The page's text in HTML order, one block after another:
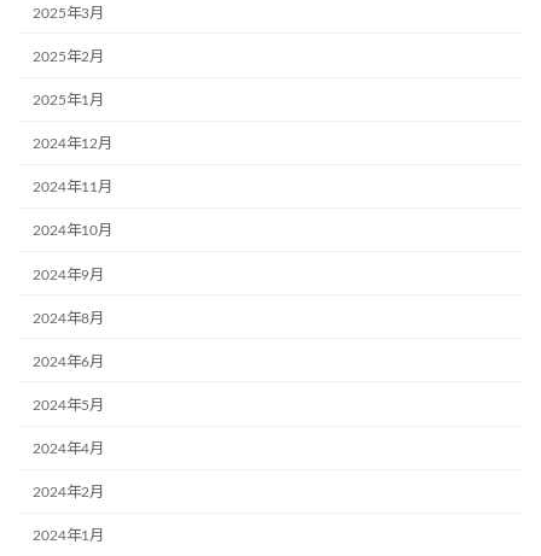
2025年3月
2025年2月
2025年1月
2024年12月
2024年11月
2024年10月
2024年9月
2024年8月
2024年6月
2024年5月
2024年4月
2024年2月
2024年1月